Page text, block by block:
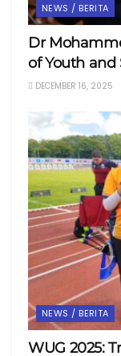
NEWS / BERITA
Dr
of Youth
DECEMBER 16, 2025
NEWS / BERITA
WUG 2025: